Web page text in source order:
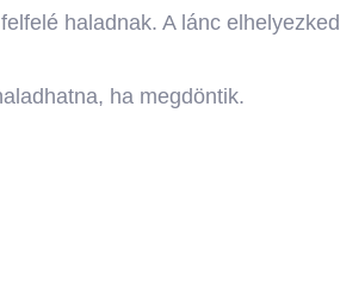
haladnak. A lánc
ha megdöntik.